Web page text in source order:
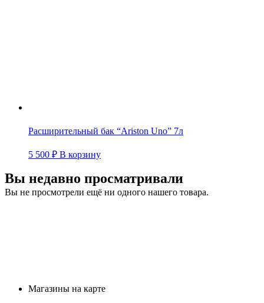
Расширительный бак “Ariston Uno” 7л
5 500 ₽ В корзину
Вы недавно просматривали
Вы не просмотрели ещё ни одного нашего товара.
Магазины на карте